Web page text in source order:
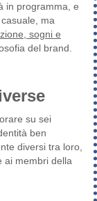
in programma, e
ma
sogni e
del brand.
su sei
ben
diversi tra loro,
ai membri della